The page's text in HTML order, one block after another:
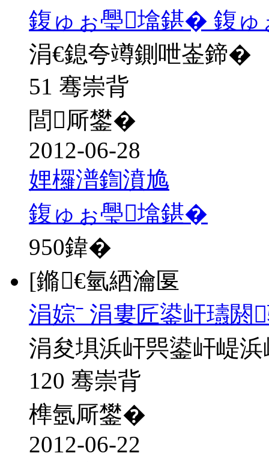
鍑ゅぉ璺墖鍖� 鍑ゅ
涓€鎴夸竴鍘呭崟鍗�
51 骞崇背
閭厛鐢�
2012-06-28
娌欏潽鍧濆尯
鍑ゅぉ璺墖鍖�
950鍏�
[鏅€氫綇瀹匽
涓婃ˉ 涓婁匠鍙屽瓙
涓夋埧浜屽巺鍙屽崼
120 骞崇背
榫氬厛鐢�
2012-06-22